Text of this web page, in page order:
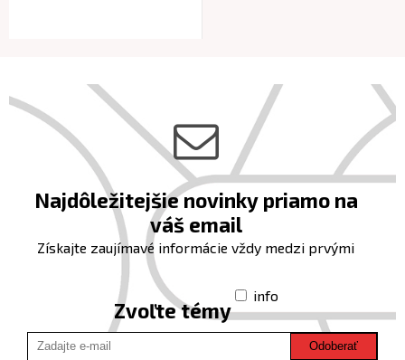
Najdôležitejšie novinky priamo na
váš email
Získajte zaujímavé informácie vždy medzi prvými
Zvoľte témy
info
Odoberať